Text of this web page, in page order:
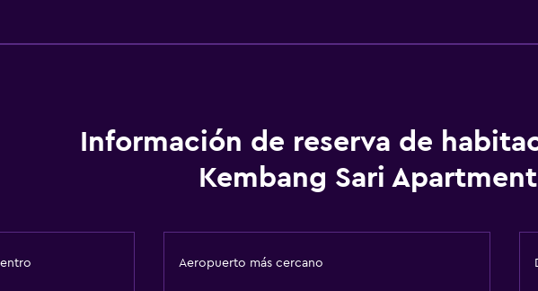
Información de reserva de
Kembang Sari Apartment
Aeropuerto más cercano